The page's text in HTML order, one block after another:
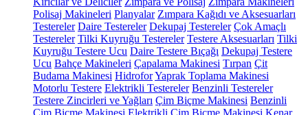
Polisaj Makineleri Planyalar Zımpara Kağıdı ve Aksesuarları
Testereler Daire Testereler Dekupaj Testereler Çok Amaçlı
Testereler Tilki Kuyruğu Testereler Testere Aksesuarları Tilki
Kuyruğu Testere Ucu Daire Testere Bıçağı Dekupaj Testere
Ucu Bahçe Makineleri Çapalama Makinesi Tırpan Çit
Budama Makinesi HidroforYaprak Toplama Makinesi
Motorlu Testere Elektrikli Testereler Benzinli Testereler
Testere Zincirleri ve Yağları Çim Biçme Makinesi Benzinli
Çim Biçme Makinesi Elektrikli Çim Biçme Makinesi Kenar